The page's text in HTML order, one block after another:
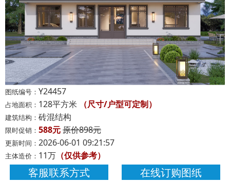
图纸编号： Y24457
占地面积： 128平方米 （尺寸/户型可定制）
建筑结构： 砖混结构
限时促销： 588元原价898元
更新时间： 2026-06-01 09:21:57
主体造价： 11万 （仅供参考）
客服联系方式 在线订购图纸